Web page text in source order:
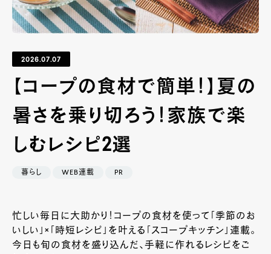
2026.07.07
【コープの食材で簡単！】夏の
暑さを乗り切ろう！家族で楽
しむレシピ2選
暮らし WEB連載 PR
忙しい毎日に大助かり！コープの食材を使って「季節のお
いしい」×「時短レシピ」を叶える「スコープキッチン」連載。
今日も旬の食材を盛り込んだ、手軽に作れるレシピをご